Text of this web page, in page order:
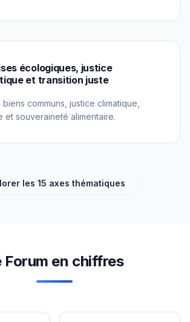
écologiques, justice
et transition juste
communs, justice climatique,
et souveraineté alimentaire.
les 15 axes thématiques
Forum en chiffres